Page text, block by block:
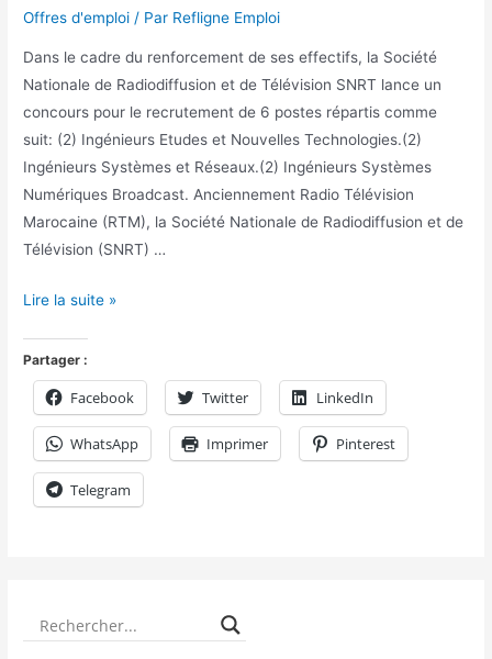
Offres d'emploi / Par Refligne Emploi
Dans le cadre du renforcement de ses effectifs, la Société
Nationale de Radiodiffusion et de Télévision SNRT lance un
concours pour le recrutement de 6 postes répartis comme
suit: (2) Ingénieurs Etudes et Nouvelles Technologies.(2)
Ingénieurs Systèmes et Réseaux.(2) Ingénieurs Systèmes
Numériques Broadcast. Anciennement Radio Télévision
Marocaine (RTM), la Société Nationale de Radiodiffusion et de
Télévision (SNRT) …
Lire la suite »
Partager :
Facebook Twitter LinkedIn
WhatsApp Imprimer Pinterest
Telegram